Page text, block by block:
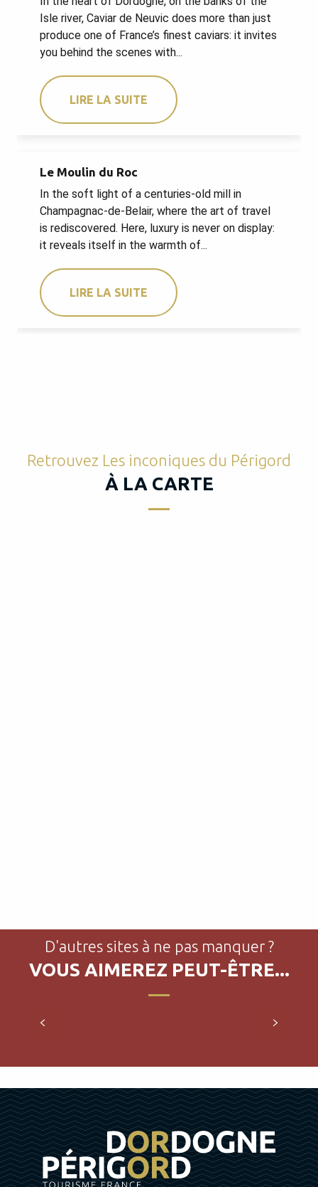
Isle river, Caviar de Neuvic does more than just
produce one of France’s finest caviars: it invites
you behind the scenes with...
LIRE LA SUITE
Le Moulin du Roc
In the soft light of a centuries-old mill in
Champagnac-de-Belair, where the art of travel
is rediscovered. Here, luxury is never on display:
it reveals itself in the warmth of...
LIRE LA SUITE
Retrouvez Les inconiques du Périgord
À LA CARTE
D'autres sites à ne pas manquer ?
VOUS AIMEREZ PEUT-ÊTRE...